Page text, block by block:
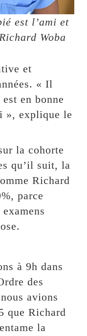
est l’ami et
Woba
et
« Il
en bonne
», explique le
la cohorte
qu’il suit, la
Richard
parce
à 9h dans
des
avions
que Richard
la